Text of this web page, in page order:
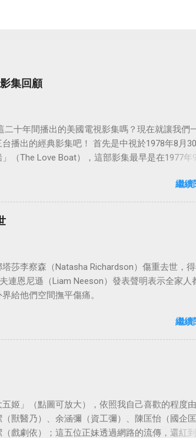
集回顧
二十年間播出的美國電視影集嗎？現在就讓我們
播出的經典影集吧！ 首先是中視於1978年8月
（The Love Boat），這部影集最早是在1977年
繼續
莎李察森（Natasha Richardson）傷重去世，
連恩尼遜（Liam Neeson）發表聲明表示全家人
給他們空間撫平傷痛。
繼續
姬」（點圖可放大），依照我自己喜歡的程度
獸醫乃）、余涵彌（資工彌）、陳匡怡（國企
戲劇依）；這五位正妹透過網路的流傳，還紅